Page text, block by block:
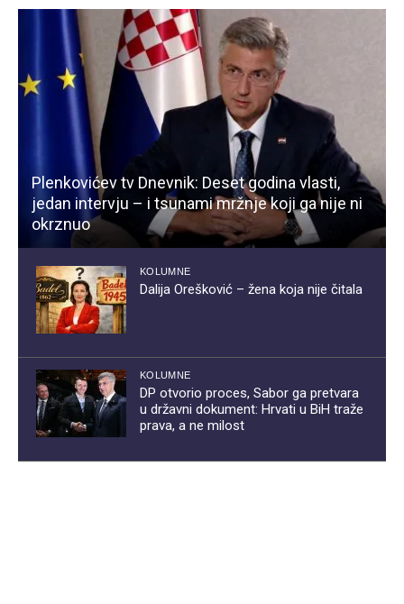
Plenkovićev tv Dnevnik: Deset godina vlasti,
jedan intervju – i tsunami mržnje koji ga nije ni
okrznuo
KOLUMNE
Dalija Orešković – žena koja nije čitala
KOLUMNE
DP otvorio proces, Sabor ga pretvara
u državni dokument: Hrvati u BiH traže
prava, a ne milost